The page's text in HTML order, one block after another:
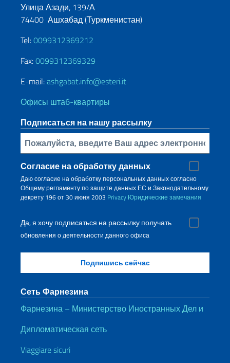
Улица Азади, 139/А
74400 Ашхабад (Туркменистан)
Tel:0099312369212
Fax:0099312369329
E-mail:ashgabat.info@esteri.it
Офисы штаб-квартиры
Подписаться на нашу рассылку
Bставьте свой адрес электронной почты
Согласие на обработку данных
Даю согласие на обработку персональных данных согласно
Общему регламенту по защите данных ЕС и Законодательному
декрету 196 от 30 июня 2003 Privacy Юридические замечания
Да, я хочу подписаться на рассылку получать
обновления о деятельности данного офиса
Сеть Фарнезина
Фарнезина – Министерство Иностранных Дел и
Дипломатическая сеть
Viaggiare sicuri